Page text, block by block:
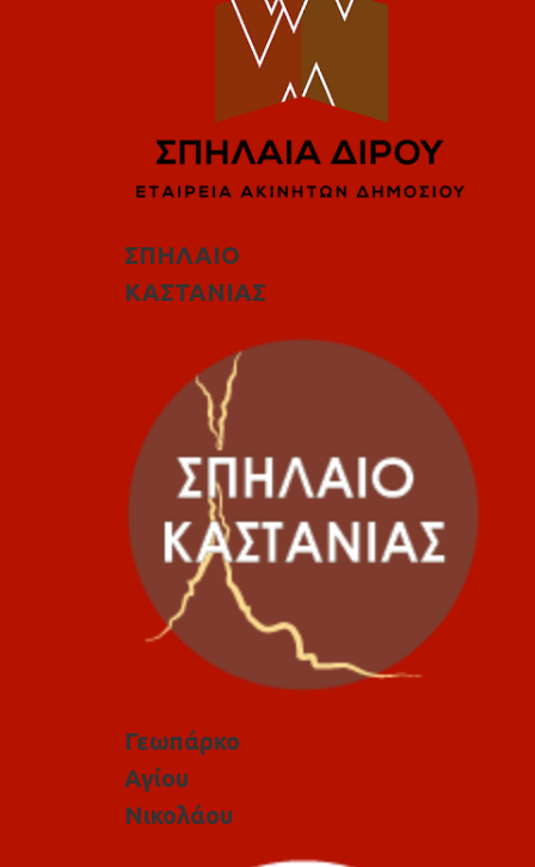
ΣΠΗΛΑΙΟ
ΚΑΣΤΑΝΙΑΣ
Γεωπάρκο
Αγίου
Νικολάου